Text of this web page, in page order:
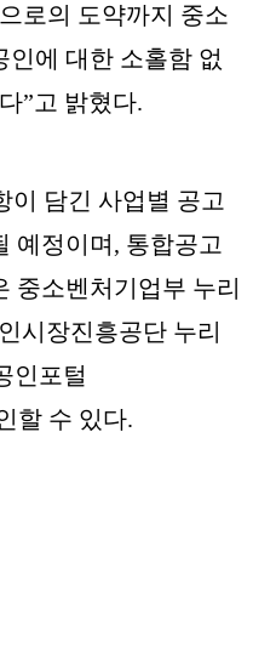
로의 도약까지 중소
인에 대한 소홀함 없
”고 밝혔다.
이 담긴 사업별 공고
예정이며, 통합공고
중소벤처기업부 누리
시장진흥공단 누리
인포털
할 수 있다.